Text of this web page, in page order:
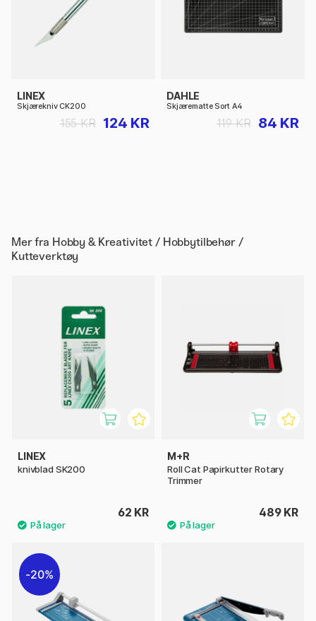
LINEX
Skjærekniv CK200
124 KR
155 KR
DAHLE
Skjærematte Sort A4
84 KR
119 KR
Mer fra Hobby & Kreativitet / Hobbytilbehør /
Kutteverktøy
LINEX
knivblad SK200
62 KR
M+R
Roll Cat Papirkutter Rotary
Trimmer
489 KR
20%